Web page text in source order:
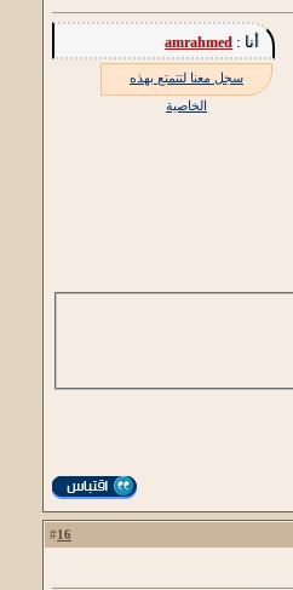
أنا :amrahmed
سجل معنا لتتمتع بهذه
الخاصية
16